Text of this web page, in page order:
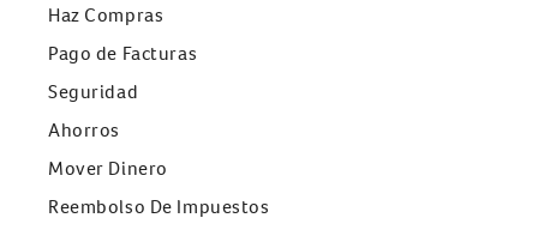
Haz Compras
Pago de Facturas
Seguridad
Ahorros
Mover Dinero
Reembolso De Impuestos